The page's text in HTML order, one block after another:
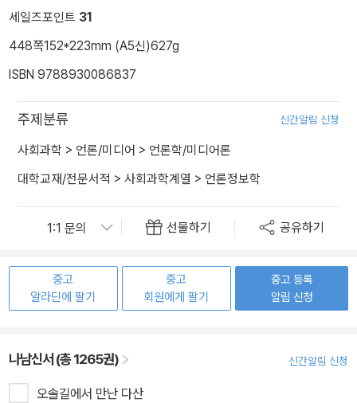
세일즈포인트 31
448쪽152*223mm (A5신)627g
ISBN 9788930086837
주제분류 신간알림 신청
사회과학 > 언론/미디어 > 언론학/미디어론
대학교재/전문서적 > 사회과학계열 > 언론정보학
선물하기 공유하기
중고
알라딘에 팔기
중고
회원에게 팔기
중고 등록
알림 신청
나남신서 (총 1265권) 신간알림 신청
오솔길에서 만난 다산